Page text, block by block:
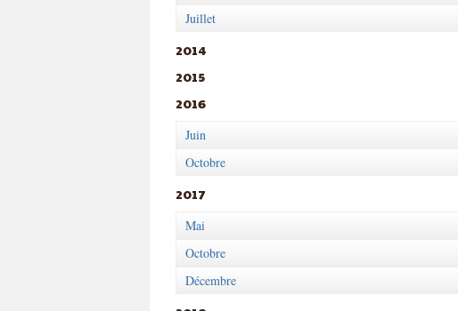
Juillet
2014
2015
2016
Juin
Octobre
2017
Mai
Octobre
Décembre